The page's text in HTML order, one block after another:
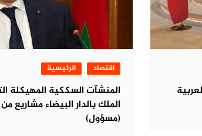
اقتصاد الرئيسية
المنشآت السككية المهيكلة
الملك بالدار البيضاء مشاريع
(مسؤول)